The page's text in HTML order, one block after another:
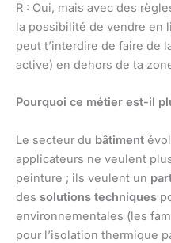
R : Oui, mais avec des
la possibilité de vendre en
peut t’interdire de faire de
active) en dehors de ta
Pourquoi ce métier est-il
Le secteur du bâtiment
applicateurs ne veulent
peinture ; ils veulent un
des solutions techniques
environnementales (les
pour l’isolation thermique